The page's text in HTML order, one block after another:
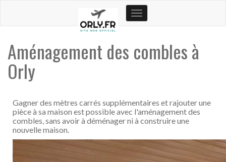
Toggle
navigation
Aménagement des combles à
Orly
Gagner des mètres carrés supplémentaires et rajouter une
pièce à sa maison est possible avec l'aménagement des
combles, sans avoir à déménager ni à construire une
nouvelle maison.